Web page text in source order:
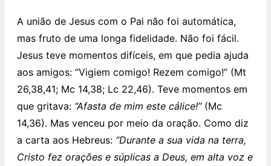
A união de Jesus com o Pai não foi automática,
mas fruto de uma longa fidelidade. Não foi fácil.
Jesus teve momentos difíceis, em que pedia ajuda
aos amigos: “Vigiem comigo! Rezem comigo!” (Mt
26,38,41; Mc 14,38; Lc 22,46). Teve momentos em
que gritava: “Afasta de mim este cálice!”(Mc
14,36). Mas venceu por meio da oração. Como diz
a carta aos Hebreus: “Durante a sua vida na terra,
Cristo fez orações e súplicas a Deus, em alta voz e